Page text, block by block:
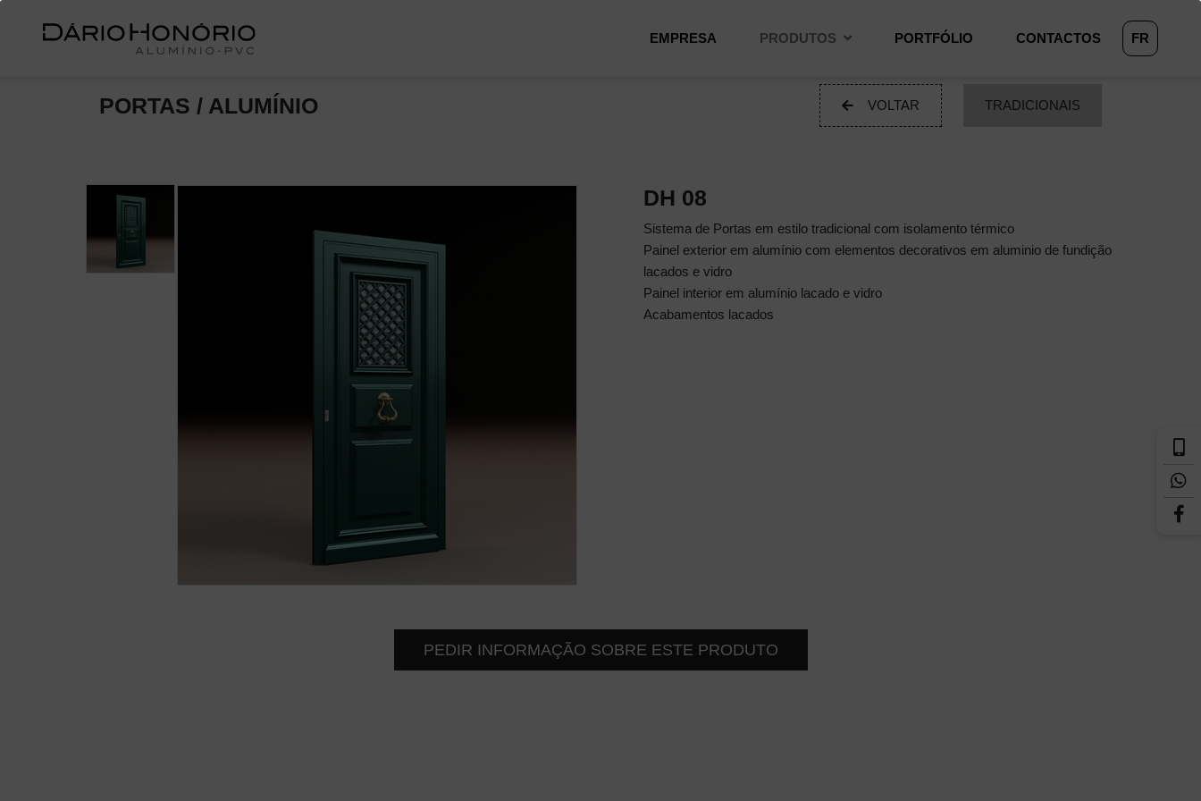
EMPRESA PRODUTOS PORTFÓLIO CONTACTOS FR
PORTAS / ALUMÍNIO VOLTAR TRADICIONAIS
DH 08
Sistema de Portas em estilo tradicional com isolamento térmico
Painel exterior em alumínio com elementos decorativos em aluminio de fundição
lacados e vidro
Painel interior em alumínio lacado e vidro
Acabamentos lacados
PEDIR INFORMAÇÃO SOBRE ESTE PRODUTO